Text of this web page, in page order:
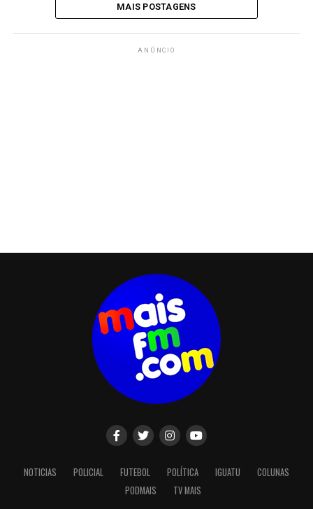
MAIS POSTAGENS
ANÚNCIO
NOTICIAS POLICIAL FUTEBOL POLÍTICA IGUATU
COLUNAS
PODMAIS
TV MAIS